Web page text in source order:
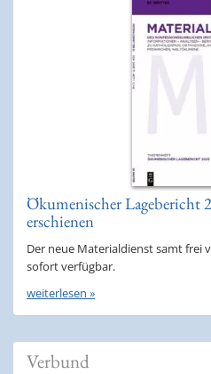
Ökumenischer Lagebericht
erschienen
Der neue Materialdienst samt frei
sofort verfügbar.
weiterlesen »
Verbund